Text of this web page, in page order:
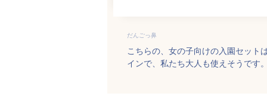
だんごっ鼻
こちらの、女の子向けの入園セット
インで、私たち大人も使えそうです